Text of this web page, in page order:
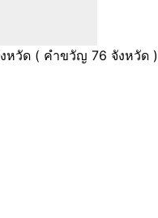
วัด ( คำขวัญ 76 จังหวัด )